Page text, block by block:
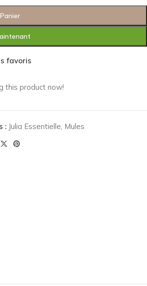
favoris
this product now!
: Julia Essentielle, Mules